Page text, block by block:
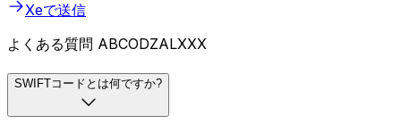
Xeで送信
よくある質問 ABCODZALXXX
SWIFTコードとは何ですか?